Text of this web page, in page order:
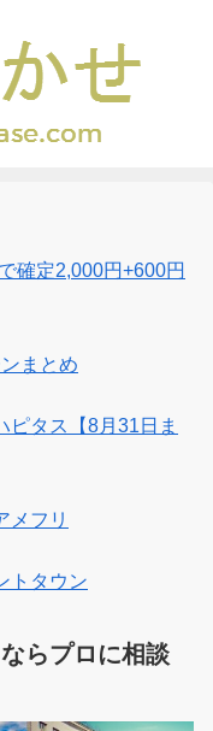
確定2,000円+600円
まとめ
ピタス【8月31日ま
メフリ
トタウン
らプロに相談